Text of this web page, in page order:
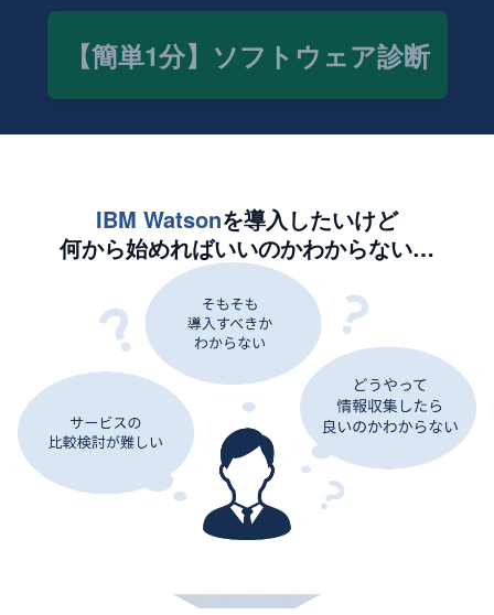
【簡単1分】ソフトウェア診断
IBM Watsonを導入したいけど
何から始めればいいのかわからない…